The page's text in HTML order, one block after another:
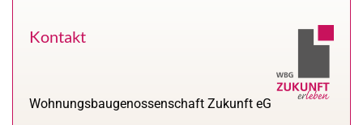
Kontakt
Wohnungsbaugenossenschaft Zukunft eG